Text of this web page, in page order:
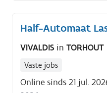
Half-Automaat
VIVALDIS in TORHOUT
Vaste jobs
Online sinds 21 jul.